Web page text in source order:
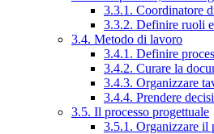
3.3.1. Coordinatore
3.3.2. Definire ruoli
3.4. Metodo di lavoro
3.4.1. Definire
3.4.2. Curare la
3.4.3. Organizzare
3.4.4. Prendere
3.5. Il processo progettuale
3.5.1. Organizzare il